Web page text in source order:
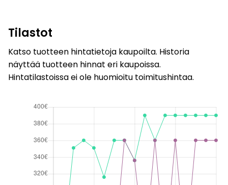
Tilastot
Katso tuotteen hintatietoja kaupoilta. Historia
näyttää tuotteen hinnat eri kaupoissa.
Hintatilastoissa ei ole huomioitu toimitushintaa.